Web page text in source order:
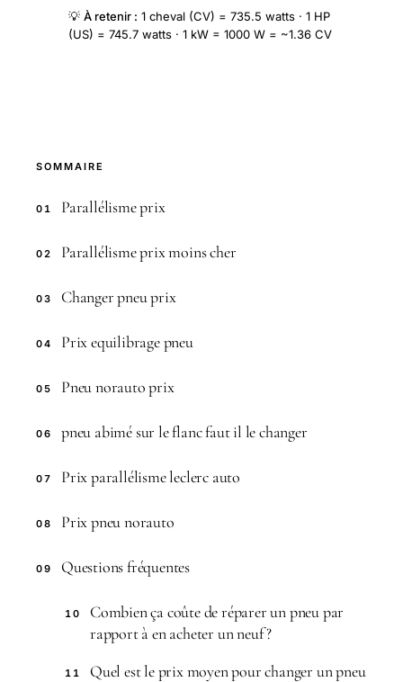
💡 À retenir : 1 cheval (CV) = 735.5 watts · 1 HP
(US) = 745.7 watts · 1 kW = 1000 W = ~1.36 CV
SOMMAIRE
01 Parallélisme prix
02 Parallélisme prix moins cher
03 Changer pneu prix
04 Prix equilibrage pneu
05 Pneu norauto prix
06 pneu abimé sur le flanc faut il le changer
07 Prix parallélisme leclerc auto
08 Prix pneu norauto
09 Questions fréquentes
10
Combien ça coûte de réparer un pneu par
rapport à en acheter un neuf ?
11
Quel est le prix moyen pour changer un pneu